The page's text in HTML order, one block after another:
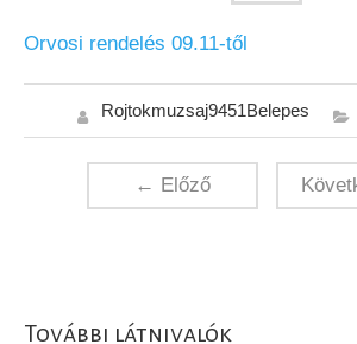
Orvosi rendelés 09.11-től
Rojtokmuzsaj9451Belepes
← Előző
További látnivalók